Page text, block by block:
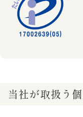
当社が取扱う